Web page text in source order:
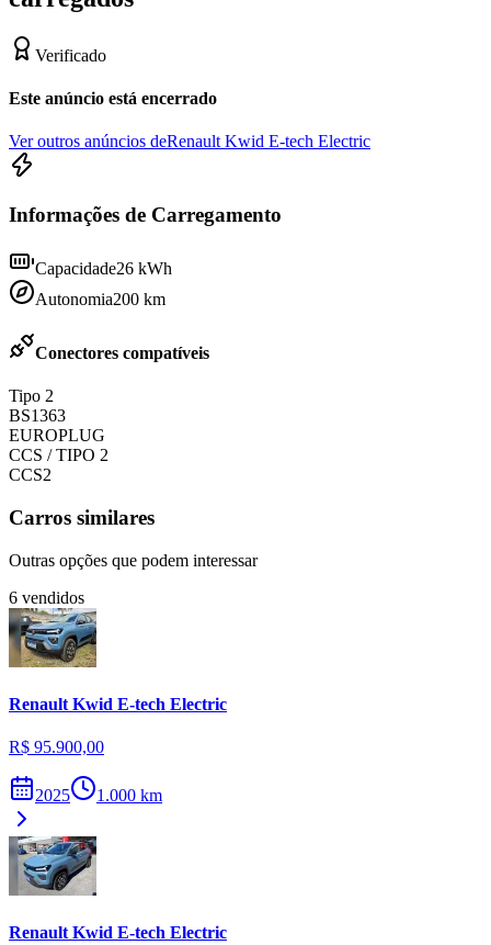
Verificado
Este anúncio está encerrado
Ver outros anúncios deRenault Kwid E-tech Electric
Informações de Carregamento
Capacidade26 kWh
Autonomia200 km
Conectores compatíveis
Tipo 2
BS1363
EUROPLUG
CCS / TIPO 2
CCS2
Carros similares
Outras opções que podem interessar
6 vendidos
Renault Kwid E-tech Electric
R$ 95.900,00
2025 1.000 km
Renault Kwid E-tech Electric